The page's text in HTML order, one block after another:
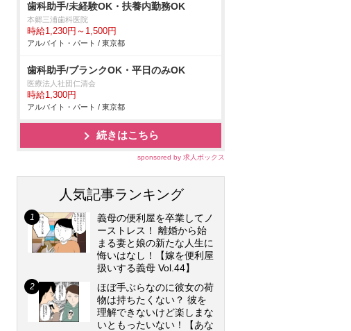
歯科助手/未経験OK・扶養内勤務OK
本郷三浦歯科医院
時給1,230円～1,500円
アルバイト・パート / 東京都
歯科助手/ブランクOK・平日のみOK
医療法人社団仁清会
時給1,300円
アルバイト・パート / 東京都
続きはこちら
sponsored by 求人ボックス
人気記事ランキング
義母の便利屋を卒業してノ
ーストレス！ 離婚から始
まる妻と娘の新たな人生に
悔いはなし！【嫁を便利屋
扱いする義母 Vol.44】
ほぼ手ぶらなのに彼女の荷
物は持ちたくない？ 彼を
理解できないけど楽しまな
いともったいない！【あな